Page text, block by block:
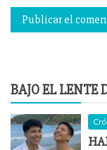
BAJO EL LENTE